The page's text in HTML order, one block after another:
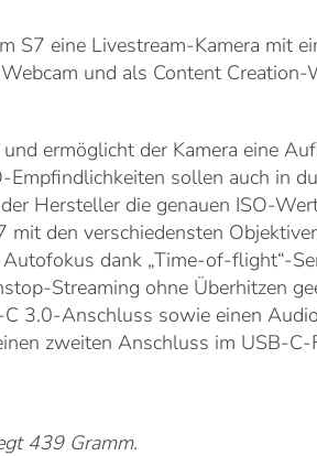
S7 eine Livestream-Kamera mit
und als Content Creation-
ermöglicht der Kamera eine
sollen auch in
Hersteller die genauen ISO-
den verschiedensten
dank „Time-of-flight“-
Streaming ohne Überhitzen
3.0-Anschluss sowie einen
zweiten Anschluss im USB-C-
439 Gramm.